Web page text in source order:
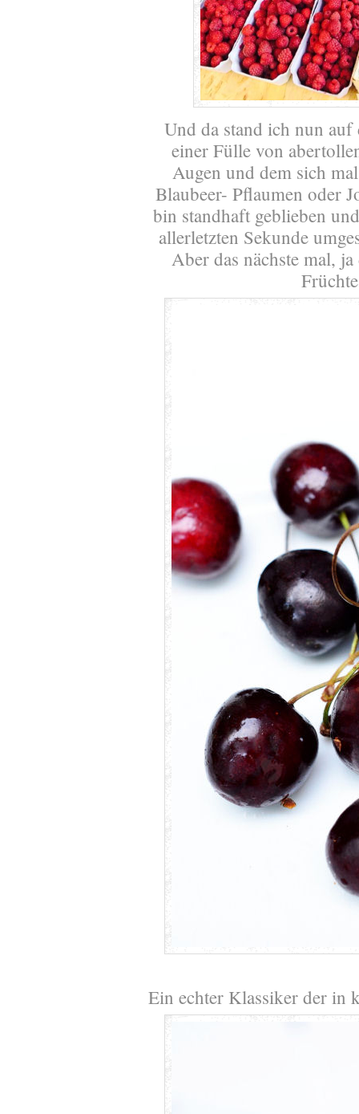
Und da stand ich nun
einer Fülle von
Augen und dem sich
Blaubeer- Pflaumen oder
bin standhaft geblieben
allerletzten Sekunde
Aber das nächste mal,
Ein echter Klassiker der in